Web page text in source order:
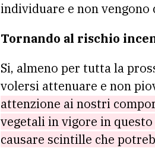
individuare e non vengono
Tornando al rischio
Si, almeno per tutta la
volersi attenuare e non
attenzione ai nostri
vegetali in vigore in
causare scintille che